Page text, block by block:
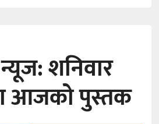
शनिवार
आजको पुस्तक